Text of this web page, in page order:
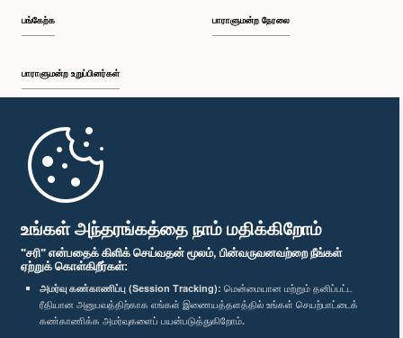
உங்கள் அந்தரங்கத்தை நாம் மதிக்கிறோம்
"சரி" என்பதைக் கிளிக் செய்வதன் மூலம், பின்வருவனவற்றை நீங்கள்
ஏற்றுக் கொள்கிறீர்கள்:
அமர்வு கண்காணிப்பு (Session Tracking): மென்மையான மற்றும் தனிப்பட்ட
ரீதியான அனுபவத்திற்காக எங்கள் இணையத்தளத்தில் உங்கள் செயற்பாட்டைக்
கண்காணிக்க அமர்வுகளைப் பயன்படுத்துகிறோம்.
கௌரவ (கலாநிதி) சுரேன் ராகவன், பா.உ.
கௌரவ எஸ். பீ. திசாநாயக்க, பா.உ.
உறுப்பினர்
பங்கேற்க
பாராளுமன்ற உறுப்பினர்கள்
முதற்பக்கம்
பாராளுமன்ற நேரலை
பாராளுமன்ற கையடக்க செயலி
எம்மை பின்தொடர்க :